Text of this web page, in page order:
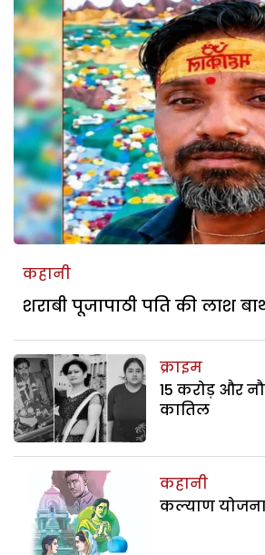
कहानी
शराबी पूजापाठी पति की लाश
क्राइम
15 करोड़ और
कातिल
कहानी
कल्याण